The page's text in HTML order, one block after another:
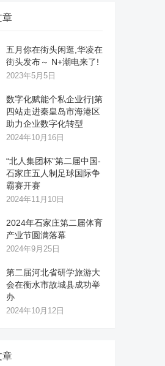
章
五月你在街头闲逛,华凌在
街头发布～ N+潮电来了!
2023年5月5日
数字化赋能个私企业行|第
四站走进秦皇岛市海港区
助力企业数字化转型
2024年10月16日
“北人集团杯”第二届中国-
石家庄五人制足球国际争
霸赛开赛
2024年11月10日
2024年石家庄第二届体育
产业节圆满落幕
2024年9月25日
第二届河北省研学旅游大
会在衡水市故城县成功举
办
2024年10月12日
章